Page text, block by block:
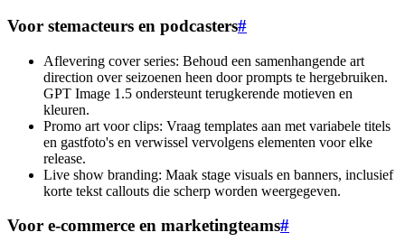
Voor stemacteurs en podcasters#
Aflevering cover series: Behoud een samenhangende art
direction over seizoenen heen door prompts te hergebruiken.
GPT Image 1.5 ondersteunt terugkerende motieven en
kleuren.
Promo art voor clips: Vraag templates aan met variabele titels
en gastfoto's en verwissel vervolgens elementen voor elke
release.
Live show branding: Maak stage visuals en banners, inclusief
korte tekst callouts die scherp worden weergegeven.
Voor e-commerce en marketingteams#